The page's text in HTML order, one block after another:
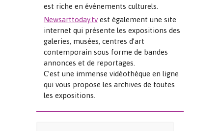
est riche en événements culturels.
Newsarttoday.tv est également une site
internet qui présente les expositions des
galeries, musées, centres d’art
contemporain sous forme de bandes
annonces et de reportages.
C’est une immense vidéothèque en ligne
qui vous propose les archives de toutes
les expositions.